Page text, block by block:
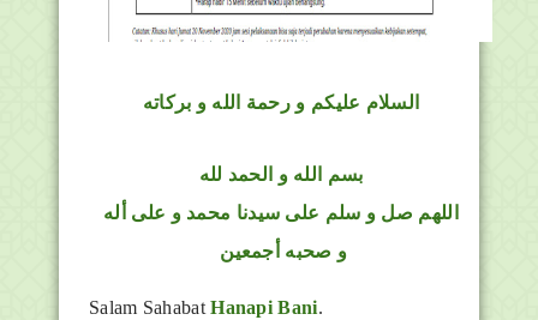
السلام عليكم و رحمة الله و بركاته
بسم الله و الحمد لله
اللهم صل و سلم على سيدنا محمد و على أله
و صحبه أجمعين
Salam SahabatHanapi Bani.